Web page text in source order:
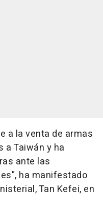
a la venta de armas
a Taiwán y ha
ante las
ha manifestado
Tan Kefei, en